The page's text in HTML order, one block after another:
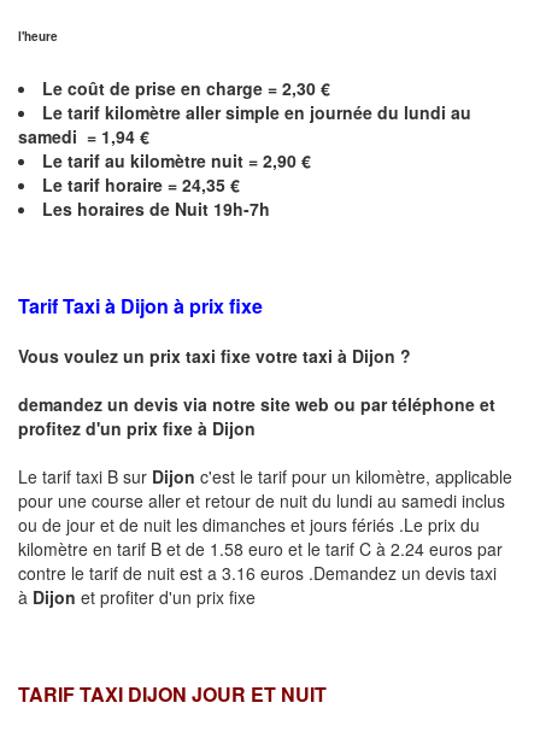
l'heure
Le coût de prise en charge = 2,30 €
Le tarif kilomètre aller simple en journée du lundi au
samedi = 1,94 €
Le tarif au kilomètre nuit = 2,90 €
Le tarif horaire = 24,35 €
Les horaires de Nuit 19h-7h
Tarif Taxi à Dijon à prix fixe
Vous voulez un prix taxi fixe votre taxi à Dijon ?
demandez un devis via notre site web ou par téléphone et
profitez d'un prix fixe à Dijon
Le tarif taxi B sur Dijon c'est le tarif pour un kilomètre, applicable
pour une course aller et retour de nuit du lundi au samedi inclus
ou de jour et de nuit les dimanches et jours fériés .Le prix du
kilomètre en tarif B et de 1.58 euro et le tarif C à 2.24 euros par
contre le tarif de nuit est a 3.16 euros .Demandez un devis taxi
à Dijon et profiter d'un prix fixe
TARIF TAXI DIJON JOUR ET NUIT